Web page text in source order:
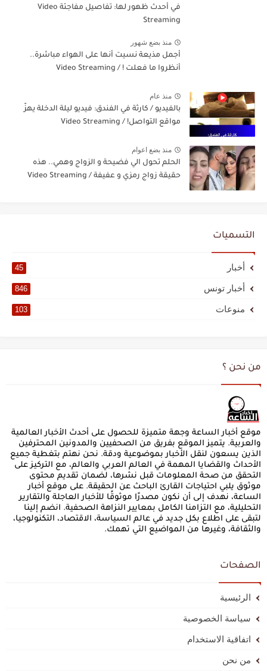
في أحدث ظهور لها: تفاصيل مفاجئة Video
Streaming
منذ بضع شهور
أجمل مذيعة نسيت أنها على الهواء مباشرة..
أنظروا ما فعلت ! / Video Streaming
منذ عام
بالفيديو / كارثة في الفندق: فيديو ليلة الدخلة يهزّ
مواقع التواصل! / Video Streaming
منذ بضع اعوام
الحلم تحول الي فضيحة و الزواج وهمي.. هذه
حقيقة زواج رمزي و عفيفة / Video Streaming
التسميات
أخبار 45
أخبار تونس 846
منوعات 103
من نحن ؟
موقع أخبار الساعة وجهة متميزة للحصول على أحدث الأخبار العالمية
والعربية. يتميز الموقع بفريق من الصحفيين والمدونين المحترفين
الذين يسعون لنقل الأخبار بموضوعية ودقة. نحن نهتم بتغطية جميع
الأحداث والقضايا المهمة في العالم العربي والعالم، مع التركيز على
التحقق من صحة المعلومات قبل نشرها، لضمان تقديم محتوى
موثوق يلبي احتياجات القارئ الباحث عن الحقيقة. على موقع أخبار
الساعة، نهدف إلى أن نكون مصدرًا موثوقًا للأخبار العاجلة والتقارير
التحليلية، مع التزامنا الكامل بمعايير النزاهة الصحفية. انضم إلينا
لتبقى على اطلاع بكل جديد في عالم السياسة، الاقتصاد، التكنولوجيا،
والثقافة، وغيرها من المواضيع التي تهمك.
الصفحات
الرئيسية
سياسة الخصوصية
اتفاقية الاستخدام
من نحن